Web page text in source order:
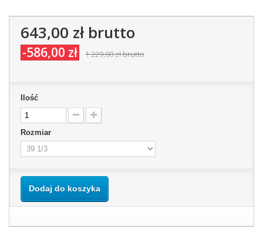
643,00 złbrutto
-586,00 zł 1 229,00 złbrutto
Ilość
Rozmiar
Dodaj do koszyka